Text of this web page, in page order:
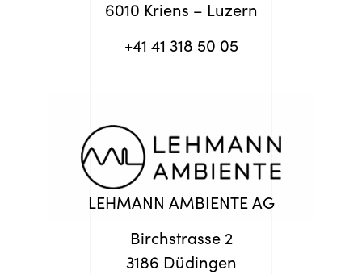
6010 Kriens – Luzern
+41 41 318 50 05
LEHMANN AMBIENTE AG
Birchstrasse 2
3186 Düdingen